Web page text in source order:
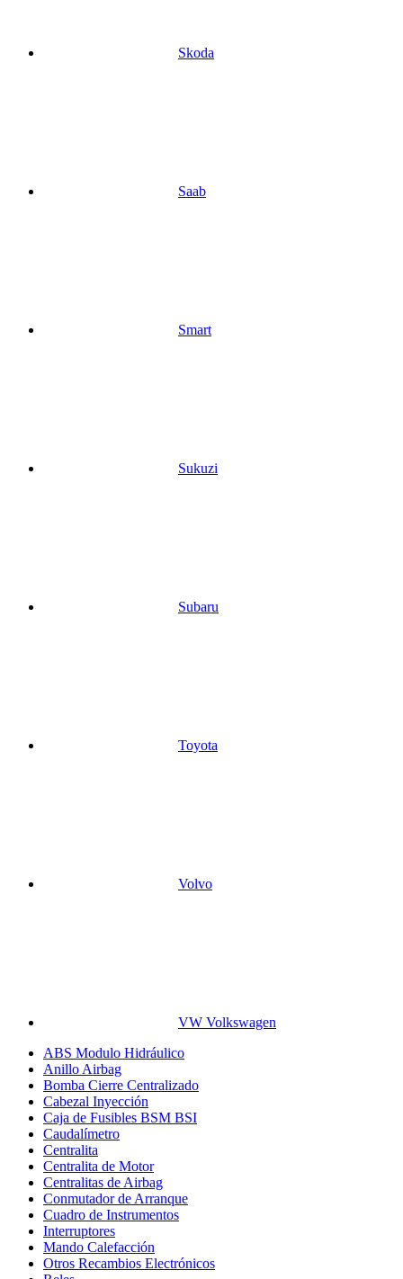
Skoda
Saab
Smart
Sukuzi
Subaru
Toyota
Volvo
VW Volkswagen
ABS Modulo Hidráulico
Anillo Airbag
Bomba Cierre Centralizado
Cabezal Inyección
Caja de Fusibles BSM BSI
Caudalímetro
Centralita
Centralita de Motor
Centralitas de Airbag
Conmutador de Arranque
Cuadro de Instrumentos
Interruptores
Mando Calefacción
Otros Recambios Electrónicos